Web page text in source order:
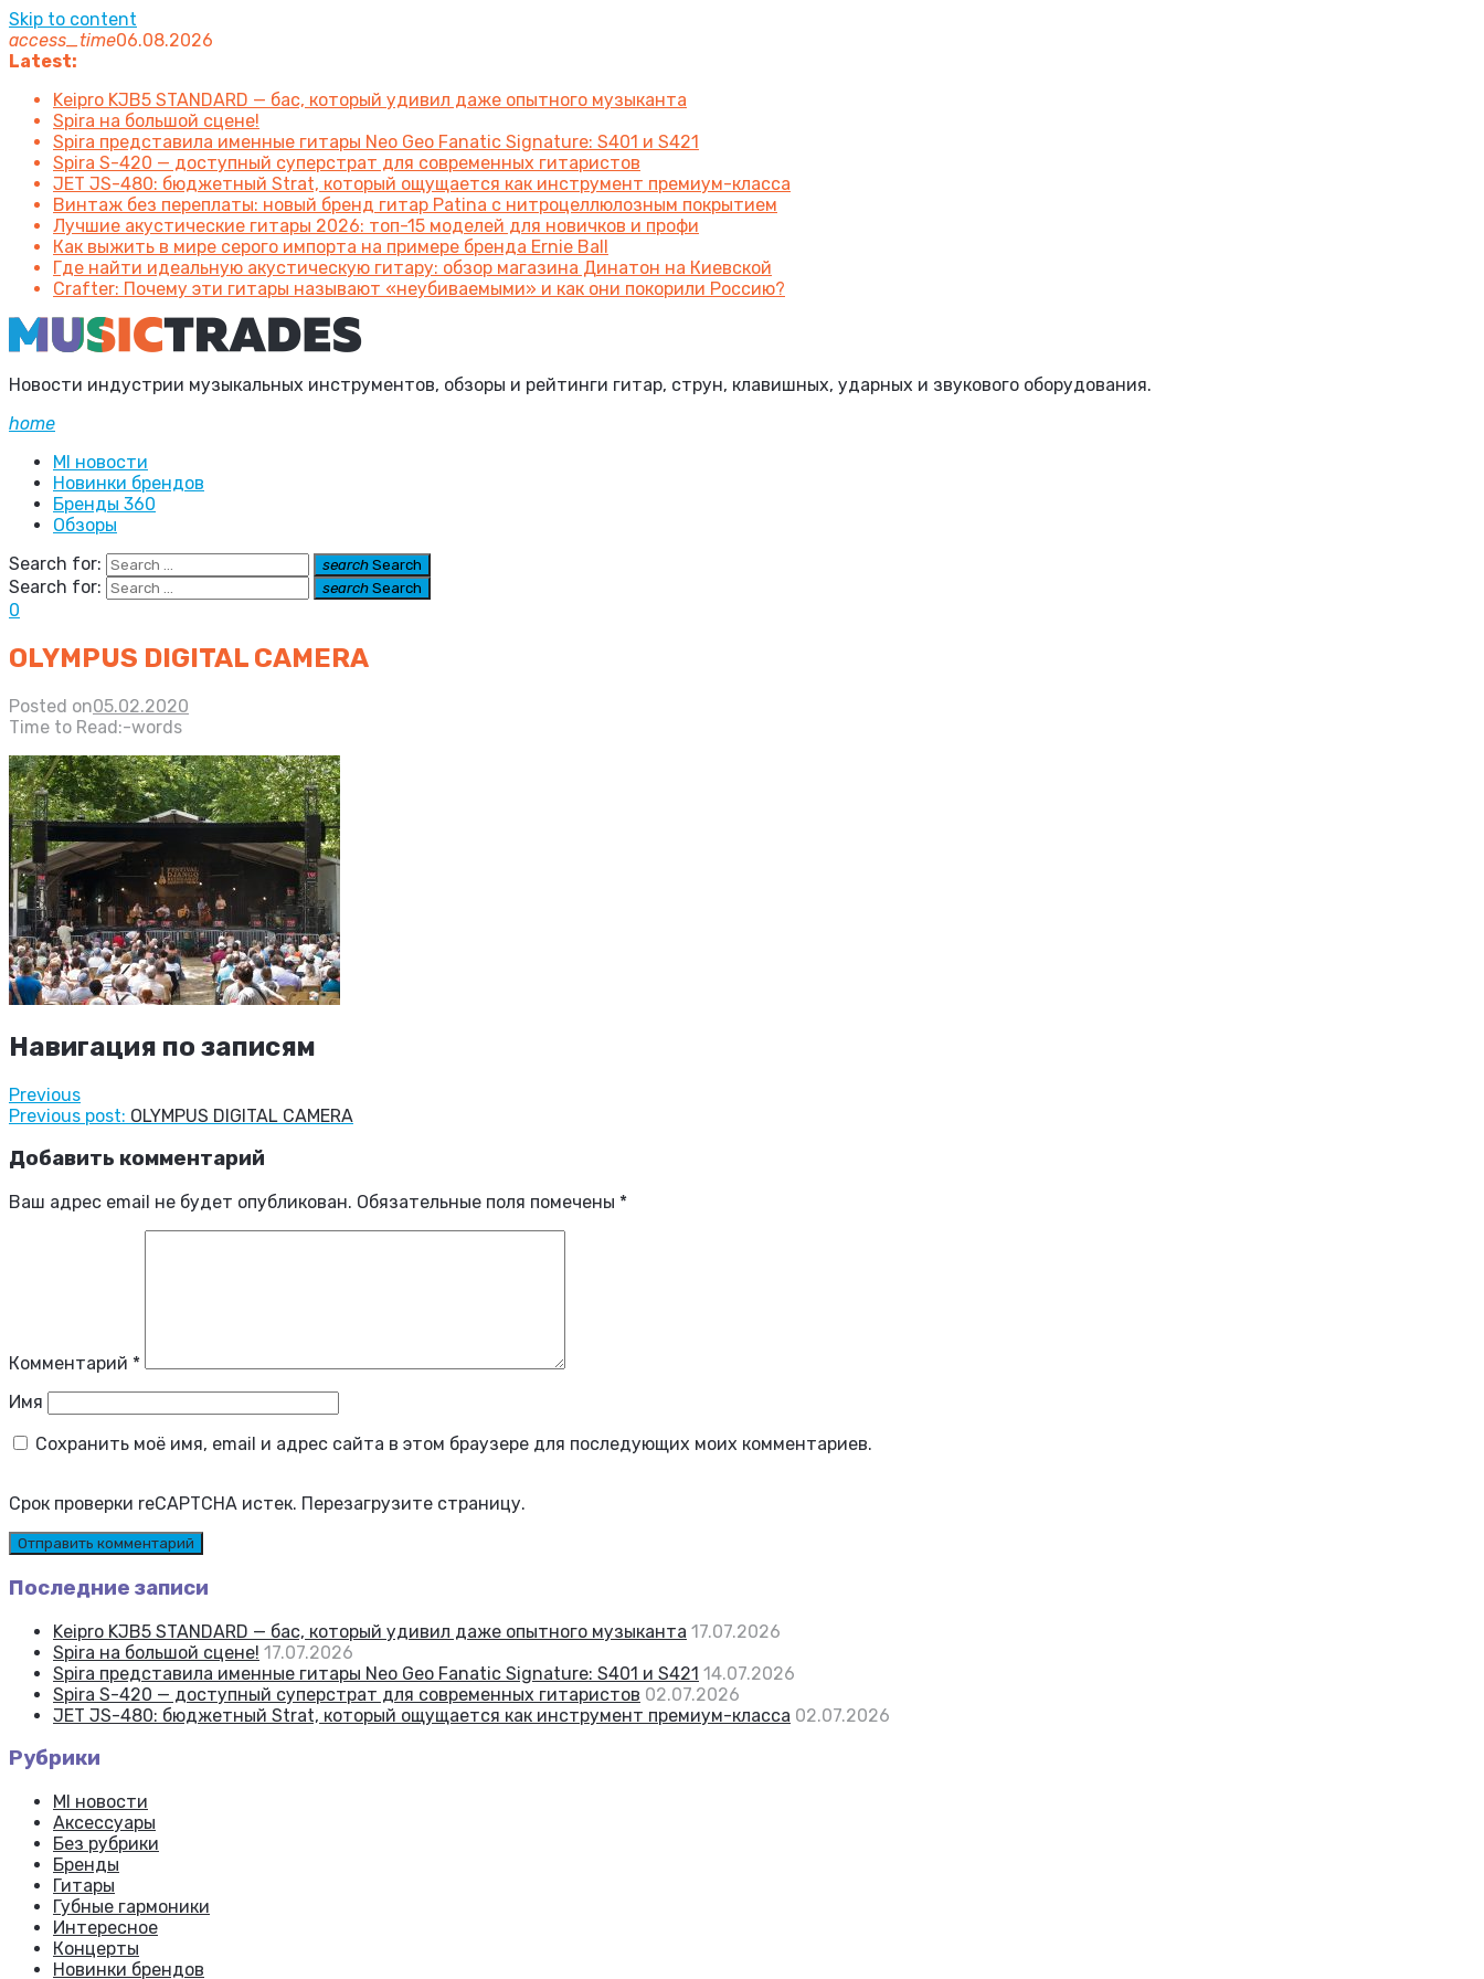
Skip to content
access_time06.08.2026
Latest:
Keipro KJB5 STANDARD — бас, который удивил даже опытного музыканта
Spira на большой сцене!
Spira представила именные гитары Neo Geo Fanatic Signature: S401 и S421
Spira S-420 — доступный суперстрат для современных гитаристов
JET JS-480: бюджетный Strat, который ощущается как инструмент премиум-класса
Винтаж без переплаты: новый бренд гитар Patina с нитроцеллюлозным покрытием
Лучшие акустические гитары 2026: топ-15 моделей для новичков и профи
Как выжить в мире серого импорта на примере бренда Ernie Ball
Где найти идеальную акустическую гитару: обзор магазина Динатон на Киевской
Crafter: Почему эти гитары называют «неубиваемыми» и как они покорили Россию?
Новости индустрии музыкальных инструментов, обзоры и рейтинги гитар, струн, клавишных, ударных и звукового оборудования.
home
MI новости
Новинки брендов
Бренды 360
Обзоры
Search for:
search Search
Search for: search Search
0
OLYMPUS DIGITAL CAMERA
Posted on05.02.2020
Time to Read:-words
Навигация по записям
Previous
Previous post: OLYMPUS DIGITAL CAMERA
Добавить комментарий
Ваш адрес email не будет опубликован. Обязательные поля помечены *
Комментарий *
Имя
Сохранить моё имя, email и адрес сайта в этом браузере для последующих моих комментариев.
Срок проверки reCAPTCHA истек. Перезагрузите страницу.
Последние записи
Keipro KJB5 STANDARD — бас, который удивил даже опытного музыканта 17.07.2026
Spira на большой сцене! 17.07.2026
Spira представила именные гитары Neo Geo Fanatic Signature: S401 и S421 14.07.2026
Spira S-420 — доступный суперстрат для современных гитаристов 02.07.2026
JET JS-480: бюджетный Strat, который ощущается как инструмент премиум-класса 02.07.2026
Рубрики
MI новости
Аксессуары
Без рубрики
Бренды
Гитары
Губные гармоники
Интересное
Концерты
Новинки брендов